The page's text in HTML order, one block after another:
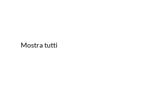
Mostra tutti